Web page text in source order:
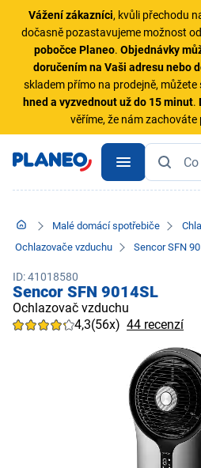
Vážení zákazníci, kvůli přechodu
dočasně pozastavujeme možnost
pobočce Planeo.Objednávky
doručením na Vaši adresu nebo
skladem přímo na prodejně,
hned a vyzvednout už do 15 minut.
věříme, že nám zachováte
Malé domácí spotřebiče
Ochlazovače vzduchu
Sencor SFN
ID: 41018580
Sencor SFN 9014SL
Ochlazovač vzduchu
4,3(56x) 44 recenzí